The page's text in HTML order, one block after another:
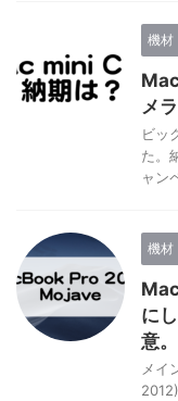
機材
メ
ビッ
た。
ャン
機材
に
意。
メイ